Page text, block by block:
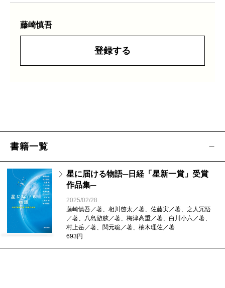
藤崎慎吾
登録する
書籍一覧
星に届ける物語─日経「星新一賞」受賞
作品集─
2025/02/28
藤崎慎吾／著、相川啓太／著、佐藤実／著、之人冗悟
／著、八島游舷／著、梅津高重／著、白川小六／著、
村上岳／著、関元聡／著、柚木理佐／著
693円